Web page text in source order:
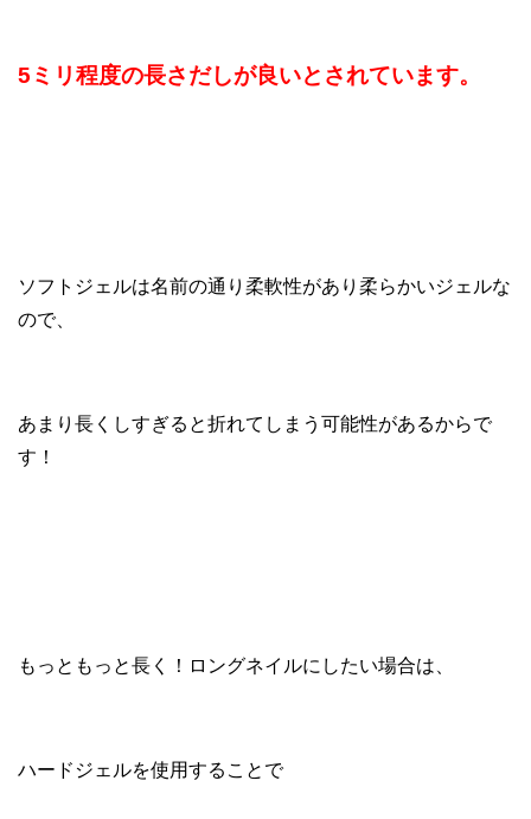
5ミリ程度の長さだしが良いとされています。
ソフトジェルは名前の通り柔軟性があり柔らかいジェルな
ので、
あまり長くしすぎると折れてしまう可能性があるからで
す！
もっともっと長く！ロングネイルにしたい場合は、
ハードジェルを使用することで